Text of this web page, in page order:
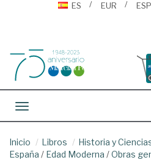
ES
EUR
Toggle navigation
Inicio Libros Historia y
España / Edad Moderna /Obras